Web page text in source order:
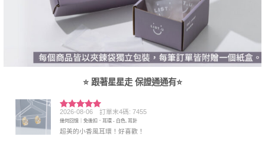
⭐ 跟著星星走 保證通通有⭐
評分5 滿
分 5
2026-08-06 訂單末4碼: 7455
幾何回憶｜免後扣．耳環 - 白色, 耳針
超美的小香風耳環！好喜歡！